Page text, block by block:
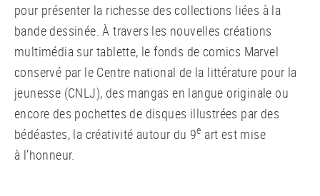
pour présenter la richesse des collections liées à la
bande dessinée. À travers les nouvelles créations
multimédia sur tablette, le fonds de comics Marvel
conservé par le Centre national de la littérature pour la
jeunesse (CNLJ), des mangas en langue originale ou
encore des pochettes de disques illustrées par des
bédéastes, la créativité autour du 9e art est mise
à l’honneur.